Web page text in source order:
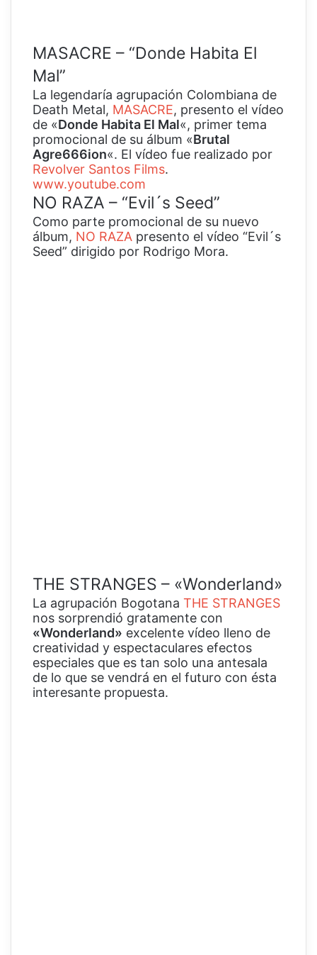
MASACRE – “Donde Habita El
Mal”
La legendaría agrupación Colombiana de
Death Metal, MASACRE, presento el vídeo
de «Donde Habita El Mal«, primer tema
promocional de su álbum «Brutal
Agre666ion«. El vídeo fue realizado por
Revolver Santos Films.
www.youtube.com
NO RAZA – “Evil´s Seed”
Como parte promocional de su nuevo
álbum, NO RAZA presento el vídeo “Evil´s
Seed” dirigido por Rodrigo Mora.
THE STRANGES – «Wonderland»
La agrupación Bogotana THE STRANGES
nos sorprendió gratamente con
«Wonderland» excelente vídeo lleno de
creatividad y espectaculares efectos
especiales que es tan solo una antesala
de lo que se vendrá en el futuro con ésta
interesante propuesta.